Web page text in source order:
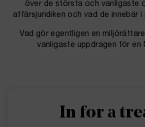
över de största och vanligaste
affärsjuridiken och vad de innebär
Vad gör egentligen en
vanligaste uppdragen för en
In for a